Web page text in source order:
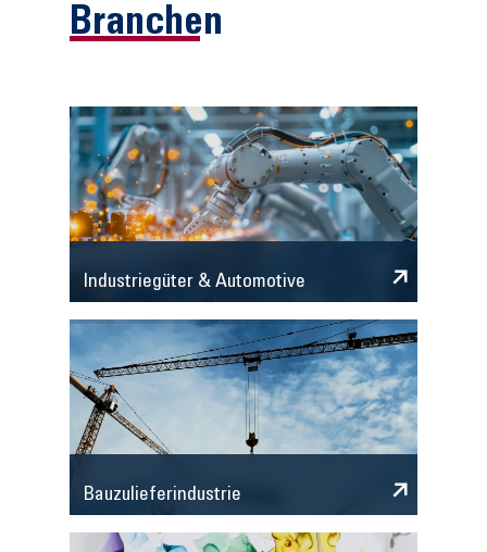
Branchen
Industriegüter & Automotive
Bauzulieferindustrie